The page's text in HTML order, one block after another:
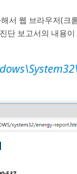
서 웹 브라우저(크
단 보고서의 내용